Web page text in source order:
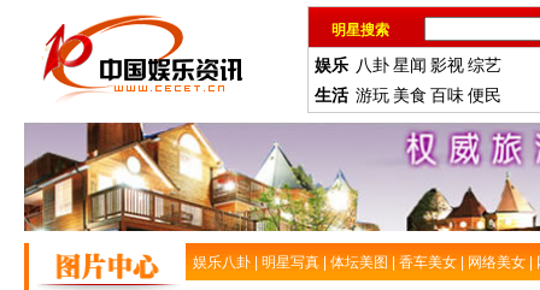
明星搜索
娱乐 八卦星闻 影视综艺
生活 游玩 美食 百味便民
娱乐八卦 明星写真 体坛美图 香车美女 网络美女